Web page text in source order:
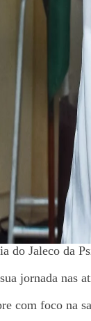
do Jaleco da
jornada nas
com foco na